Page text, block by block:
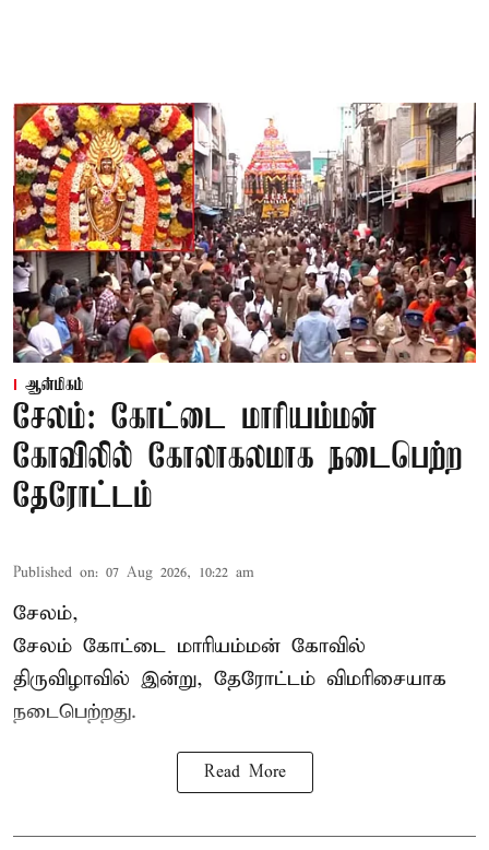
ஆன்மிகம்
சேலம்: கோட்டை மாரியம்மன்
கோவிலில் கோலாகலமாக நடைபெற்ற
தேரோட்டம்
Published on: 07 Aug 2026, 10:22 am
சேலம்,
சேலம் கோட்டை மாரியம்மன் கோவில்
திருவிழாவில் இன்று, தேரோட்டம் விமரிசையாக
நடைபெற்றது.
Read More